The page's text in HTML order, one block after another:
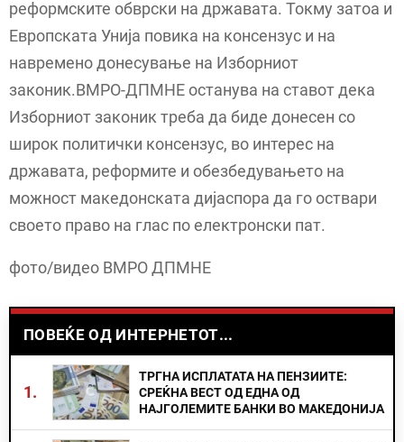
реформските обврски на државата. Токму затоа и
Европската Унија повика на консензус и на
навремено донесување на Изборниот
законик.ВМРО-ДПМНЕ останува на ставот дека
Изборниот законик треба да биде донесен со
широк политички консензус, во интерес на
државата, реформите и обезбедувањето на
можност македонската дијаспора да го оствари
своето право на глас по електронски пат.
фото/видео ВМРО ДПМНЕ
ПОВЕЌЕ ОД ИНТЕРНЕТОТ...
1.
ТРГНА ИСПЛАТАТА НА ПЕНЗИИТЕ:
СРЕЌНА ВЕСТ ОД ЕДНА ОД
НАЈГОЛЕМИТЕ БАНКИ ВО МАКЕДОНИЈА